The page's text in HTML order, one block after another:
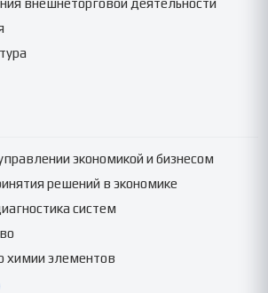
внешнеторговой деятельности
экономикой и бизнесом
решений в экономике
систем
химии элементов